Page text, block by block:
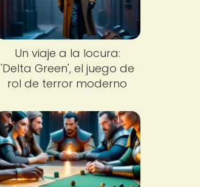
Un viaje a la locura:
'Delta Green', el juego de
rol de terror moderno